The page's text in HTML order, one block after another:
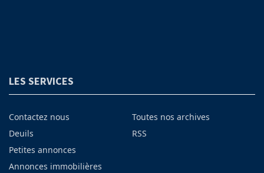
LES SERVICES
Contactez nous
Deuils
Petites annonces
Annonces immobilières
Toutes nos archives
RSS